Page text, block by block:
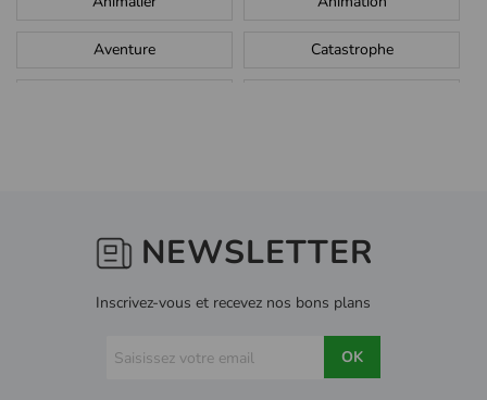
Aventure Catastrophe
Guerre Historique
Romance
Sketch
NEWSLETTER
Inscrivez-vous et recevez nos bons plans
OK